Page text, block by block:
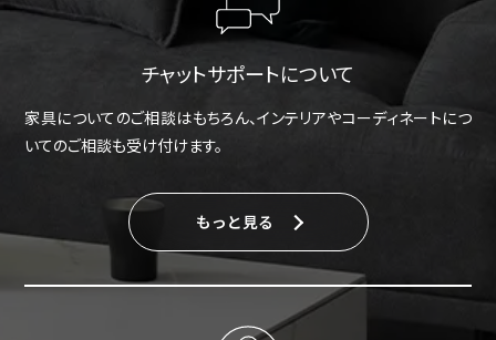
チャットサポートについて
家具についてのご相談はもちろん、インテリアやコーディネートにつ
いてのご相談も受け付けます。
もっと見る